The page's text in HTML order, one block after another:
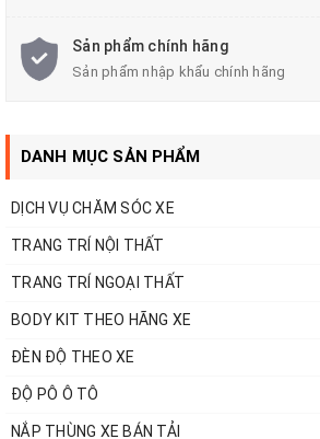
Trọn bộ sản phẩm bầu hơi Airbag
Ranger / Mazda BT50
Sản phẩm chính hãng
Sản phẩm nhập khẩu chính hãng
DANH MỤC SẢN PHẨM
DỊCH VỤ CHĂM SÓC XE
TRANG TRÍ NỘI THẤT
TRANG TRÍ NGOẠI THẤT
BODY KIT THEO HÃNG XE
ĐÈN ĐỘ THEO XE
ĐỘ PÔ Ô TÔ
NẮP THÙNG XE BÁN TẢI